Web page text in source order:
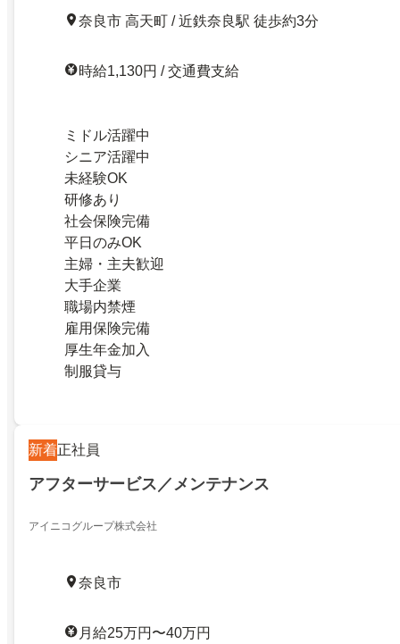
奈良市 高天町 / 近鉄奈良駅 徒歩約3分
時給1,130円 / 交通費支給
ミドル活躍中
シニア活躍中
未経験OK
研修あり
社会保険完備
平日のみOK
主婦・主夫歓迎
大手企業
職場内禁煙
雇用保険完備
厚生年金加入
制服貸与
新着正社員
アフターサービス／メンテナンス
アイニコグループ株式会社
奈良市
月給25万円〜40万円